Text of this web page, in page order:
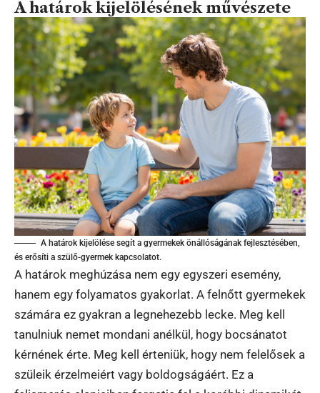
A határok kijelölésének művészete
A határok kijelölése segít a gyermekek önállóságának fejlesztésében,
és erősíti a szülő-gyermek kapcsolatot.
A határok meghúzása nem egy egyszeri esemény,
hanem egy folyamatos gyakorlat. A felnőtt gyermekek
számára ez gyakran a legnehezebb lecke. Meg kell
tanulniuk nemet mondani anélkül, hogy bocsánatot
kérnének érte. Meg kell érteniük, hogy nem felelősek a
szüleik érzelmeiért vagy boldogságáért. Ez a